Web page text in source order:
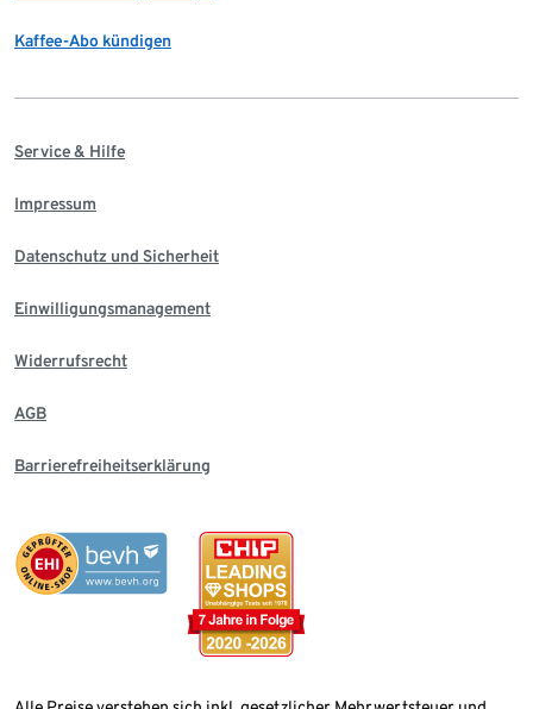
Kaffee-Abo kündigen
Service & Hilfe
Impressum
Datenschutz und Sicherheit
Einwilligungsmanagement
Widerrufsrecht
AGB
Barrierefreiheitserklärung